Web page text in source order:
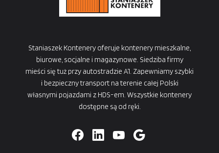
Staniaszek Kontenery oferuje kontenery mieszkalne,
biurowe, socjalne i magazynowe. Siedziba firmy
mieści się tuż przy autostradzie A1. Zapewniamy szybki
i bezpieczny transport na terenie całej Polski
własnymi pojazdami z HDS-em. Wszystkie kontenery
dostępne są od ręki.